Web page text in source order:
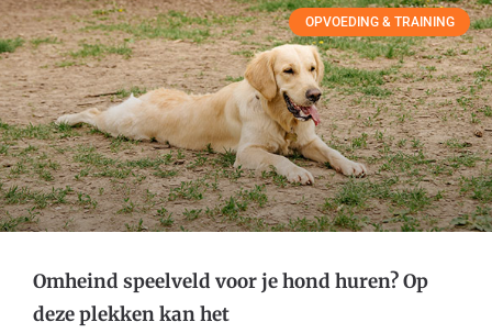
OPVOEDING & TRAINING
Omheind speelveld voor je hond huren? Op
deze plekken kan het